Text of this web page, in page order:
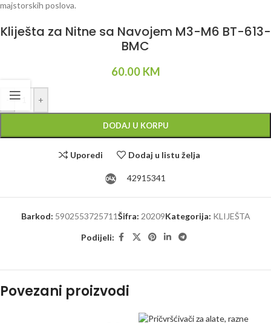
Kliješta za Nitne sa Navojem M3-M6 BT-613-
BMC
60.00 KM
+
DODAJ U KORPU
Uporedi Dodaj u listu želja
42915341
Barkod: 5902553725711Šifra: 20209Kategorija: KLIJEŠTA
Podijeli:
Povezani proizvodi